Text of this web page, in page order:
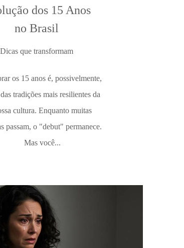
dos 15 Anos
no Brasil
Dicas que transformam
os 15 anos é, possivelmente,
tradições mais resilientes da
cultura. Enquanto muitas
passam, o "debut" permanece.
Mas você...